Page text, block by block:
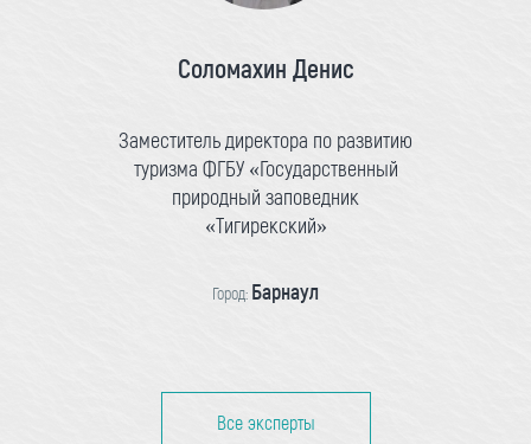
Соломахин Денис
Заместитель директора по развитию
туризма ФГБУ «Государственный
природный заповедник
«Тигирекский»
Город: Барнаул
Все эксперты